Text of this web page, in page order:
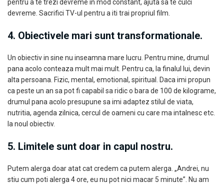
pentru a te trezi devreme in mod constant, ajuta sa te culci
devreme. Sacrifici TV-ul pentru a iti trai propriul film.
4. Obiectivele mari sunt transformationale.
Un obiectiv in sine nu inseamna mare lucru. Pentru mine, drumul
pana acolo conteaza mult mai mult. Pentru ca, la finalul lui, devin
alta persoana. Fizic, mental, emotional, spiritual. Daca imi propun
ca peste un an sa pot fi capabil sa ridic o bara de 100 de kilograme,
drumul pana acolo presupune sa imi adaptez stilul de viata,
nutritia, agenda zilnica, cercul de oameni cu care ma intalnesc etc.
la noul obiectiv.
5. Limitele sunt doar in capul nostru.
Putem alerga doar atat cat credem ca putem alerga. „Andrei, nu
stiu cum poti alerga 4 ore, eu nu pot nici macar 5 minute”. Nu am